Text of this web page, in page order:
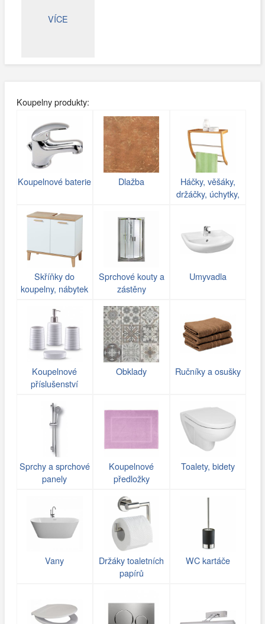
VÍCE
Koupelny produkty:
Koupelnové baterie Dlažba
Háčky, věšáky,
držáčky, úchytky,
Skříňky do
koupelny, nábytek
Sprchové kouty a
zástěny
Umyvadla
Koupelnové
příslušenství
Obklady Ručníky a osušky
Sprchy a sprchové
panely
Koupelnové
předložky
Toalety, bidety
Vany
Držáky toaletních
papírů
WC kartáče